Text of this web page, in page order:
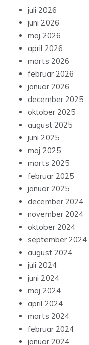
juli 2026
juni 2026
maj 2026
april 2026
marts 2026
februar 2026
januar 2026
december 2025
oktober 2025
august 2025
juni 2025
maj 2025
marts 2025
februar 2025
januar 2025
december 2024
november 2024
oktober 2024
september 2024
august 2024
juli 2024
juni 2024
maj 2024
april 2024
marts 2024
februar 2024